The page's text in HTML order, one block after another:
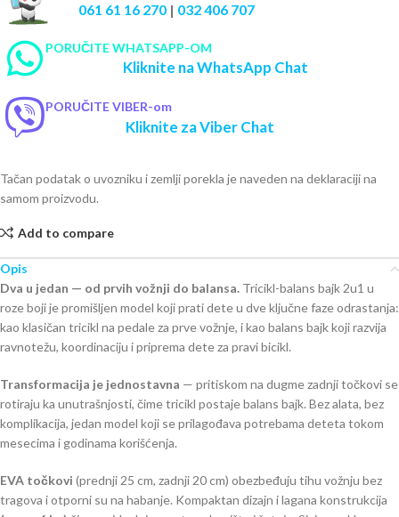
061 61 16 270 | 032 406 707
PORUČITE WHATSAPP-OM
Kliknite na WhatsApp Chat
PORUČITE VIBER-om
Kliknite za Viber Chat
Tačan podatak o uvozniku i zemlji porekla je naveden na deklaraciji na
samom proizvodu.
Add to compare
Opis
Dva u jedan — od prvih vožnji do balansa. Tricikl-balans bajk 2u1 u
roze boji je promišljen model koji prati dete u dve ključne faze odrastanja:
kao klasičan tricikl na pedale za prve vožnje, i kao balans bajk koji razvija
ravnotežu, koordinaciju i priprema dete za pravi bicikl.
Transformacija je jednostavna — pritiskom na dugme zadnji točkovi se
rotiraju ka unutrašnjosti, čime tricikl postaje balans bajk. Bez alata, bez
komplikacija, jedan model koji se prilagođava potrebama deteta tokom
mesecima i godinama korišćenja.
EVA točkovi (prednji 25 cm, zadnji 20 cm) obezbeđuju tihu vožnju bez
tragova i otporni su na habanje. Kompaktan dizajn i lagana konstrukcija